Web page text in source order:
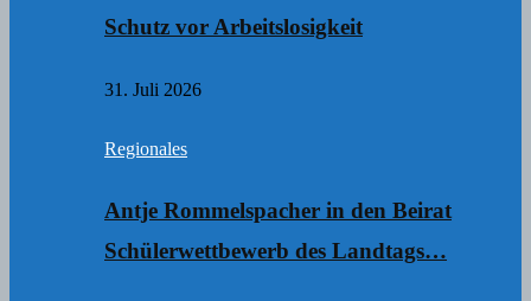
Schutz vor Arbeitslosigkeit
31. Juli 2026
Regionales
Antje Rommelspacher in den Beirat
Schülerwettbewerb des Landtags…